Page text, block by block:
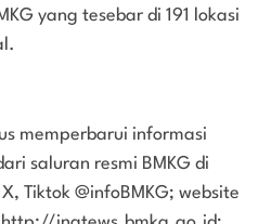
yang tesebar di 191 lokasi
memperbarui informasi
saluran resmi BMKG di
Tiktok @infoBMKG; website